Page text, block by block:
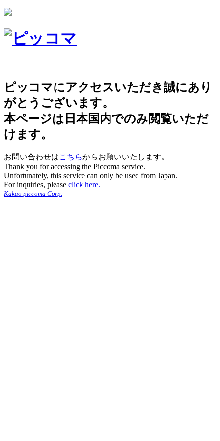
ピッコマにアクセスいただき誠にあり
がとうございます。
本ページは日本国内でのみ閲覧いただ
けます。
お問い合わせはこちらからお願いいたします。
Thank you for accessing the Piccoma service.
Unfortunately, this service can only be used from Japan.
For inquiries, please click here.
Kakao piccoma Corp.